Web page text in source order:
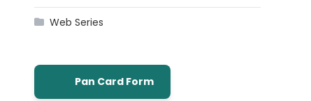
Web Series
Pan Card Form